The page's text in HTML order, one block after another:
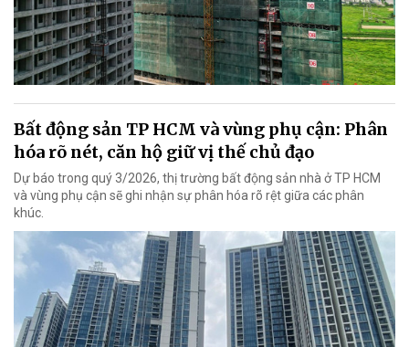
Bất động sản TP HCM và vùng phụ cận: Phân
hóa rõ nét, căn hộ giữ vị thế chủ đạo
Dự báo trong quý 3/2026, thị trường bất động sản nhà ở TP HCM
và vùng phụ cận sẽ ghi nhận sự phân hóa rõ rệt giữa các phân
khúc.